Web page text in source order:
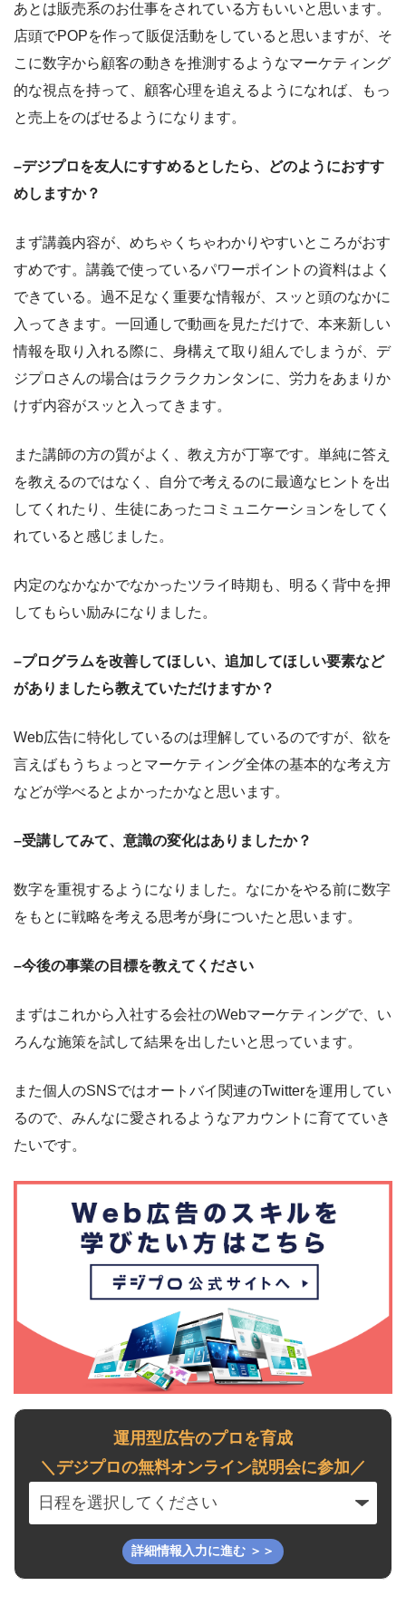
あとは販売系のお仕事をされている方もいいと思います。
店頭でPOPを作って販促活動をしていると思いますが、そ
こに数字から顧客の動きを推測するようなマーケティング
的な視点を持って、顧客心理を追えるようになれば、もっ
と売上をのばせるようになります。
–デジプロを友人にすすめるとしたら、どのようにおすす
めしますか？
まず講義内容が、めちゃくちゃわかりやすいところがおす
すめです。講義で使っているパワーポイントの資料はよく
できている。過不足なく重要な情報が、スッと頭のなかに
入ってきます。一回通しで動画を見ただけで、本来新しい
情報を取り入れる際に、身構えて取り組んでしまうが、デ
ジプロさんの場合はラクラクカンタンに、労力をあまりか
けず内容がスッと入ってきます。
また講師の方の質がよく、教え方が丁寧です。単純に答え
を教えるのではなく、自分で考えるのに最適なヒントを出
してくれたり、生徒にあったコミュニケーションをしてく
れていると感じました。
内定のなかなかでなかったツライ時期も、明るく背中を押
してもらい励みになりました。
–プログラムを改善してほしい、追加してほしい要素など
がありましたら教えていただけますか？
Web広告に特化しているのは理解しているのですが、欲を
言えばもうちょっとマーケティング全体の基本的な考え方
などが学べるとよかったかなと思います。
–受講してみて、意識の変化はありましたか？
数字を重視するようになりました。なにかをやる前に数字
をもとに戦略を考える思考が身についたと思います。
–今後の事業の目標を教えてください
まずはこれから入社する会社のWebマーケティングで、い
ろんな施策を試して結果を出したいと思っています。
また個人のSNSではオートバイ関連のTwitterを運用してい
るので、みんなに愛されるようなアカウントに育てていき
たいです。
運用型広告のプロを育成
＼デジプロの無料オンライン説明会に参加／